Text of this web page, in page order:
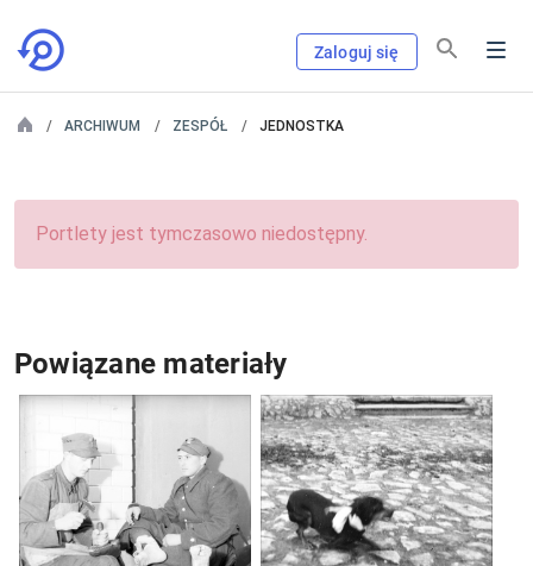
Zaloguj się
ARCHIWUM ZESPÓŁ JEDNOSTKA
Portlety jest tymczasowo niedostępny.
Powiązane materiały